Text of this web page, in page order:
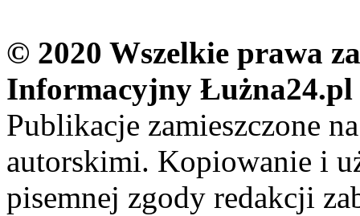
© 2020 Wszelkie prawa
Informacyjny Łużna24.pl
Publikacje zamieszczone
autorskimi. Kopiowanie i
pisemnej zgody redakcji